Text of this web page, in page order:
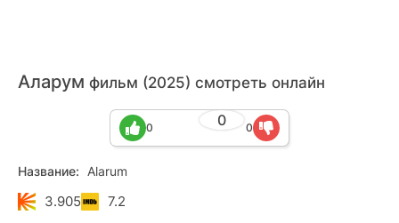
Аларум фильм (2025) смотреть онлайн
0
0 0
Название: Alarum
3.905 7.2